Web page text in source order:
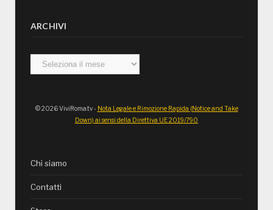
ARCHIVI
Archivi
© 2026 ViviRoma.tv - Nota Legale e Rimozione Rapida (Notice and Take
Down) ai sensi della Direttiva UE 2019/790
Chi siamo
Contatti